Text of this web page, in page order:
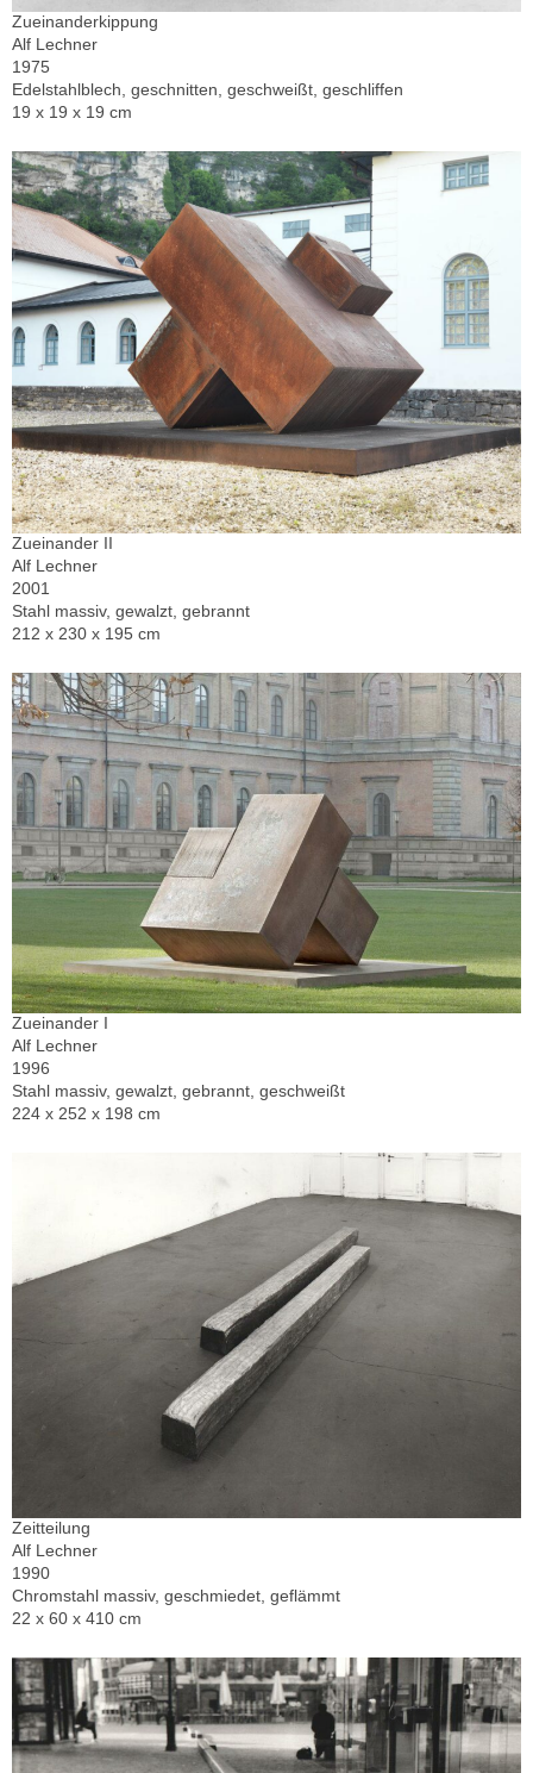
Zueinanderkippung
Alf Lechner
1975
Edelstahlblech, geschnitten, geschweißt, geschliffen
19 x 19 x 19 cm
Zueinander II
Alf Lechner
2001
Stahl massiv, gewalzt, gebrannt
212 x 230 x 195 cm
Zueinander I
Alf Lechner
1996
Stahl massiv, gewalzt, gebrannt, geschweißt
224 x 252 x 198 cm
Zeitteilung
Alf Lechner
1990
Chromstahl massiv, geschmiedet, geflämmt
22 x 60 x 410 cm